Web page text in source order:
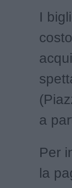
I
a
Per
la